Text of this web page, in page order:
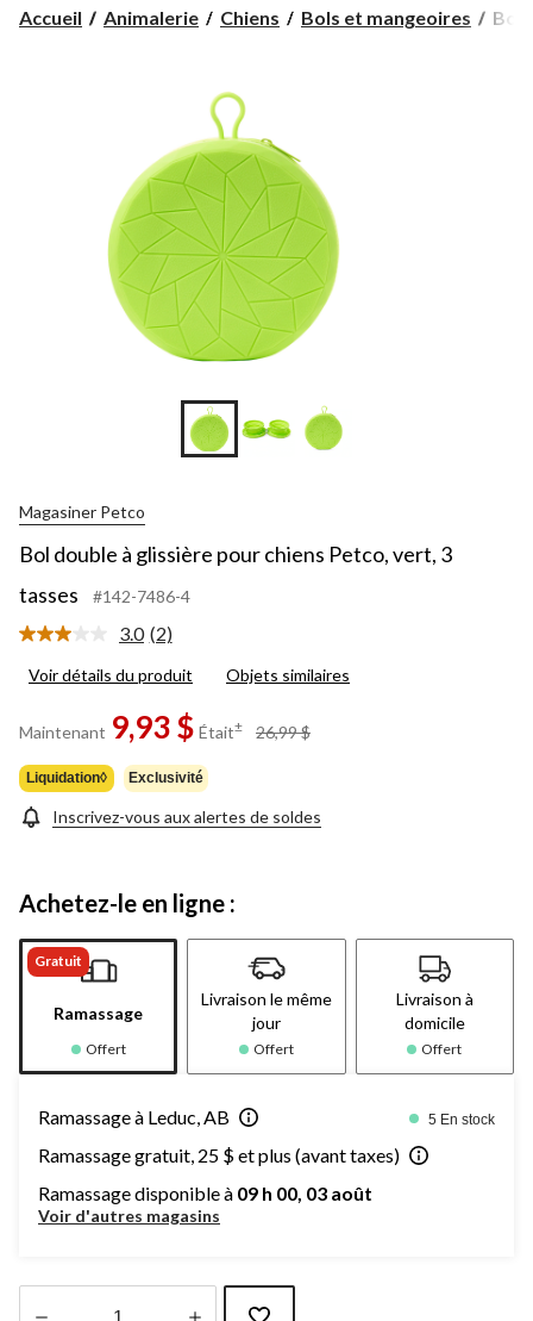
Accueil Animalerie Chiens Bols et mangeoires
Bol
Bol
Magasiner Petco
Bol double à glissière pour chiens Petco, vert, 3
tasses
#142-7486-4
3.0 Lire
2
Lien
vers
même
page.
(2)
Voir détails du produit Objets similaires
Maintenant 9,93 $ Était± 26,99 $
Liquidation◊ Exclusivité
Inscrivez-vous aux alertes de soldes
Achetez-le en ligne :
Gratuit
Ramassage
Offert
Livraison le même
jour
Offert
Livraison à
domicile
Offert
Ramassage à Leduc, AB 5 En stock
Ramassage gratuit, 25 $ et plus (avant taxes)
Ramassage disponible à 09 h 00, 03 août
Voir d'autres magasins